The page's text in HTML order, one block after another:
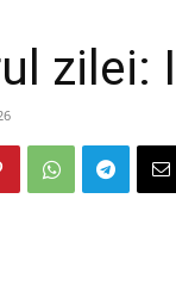
zilei: